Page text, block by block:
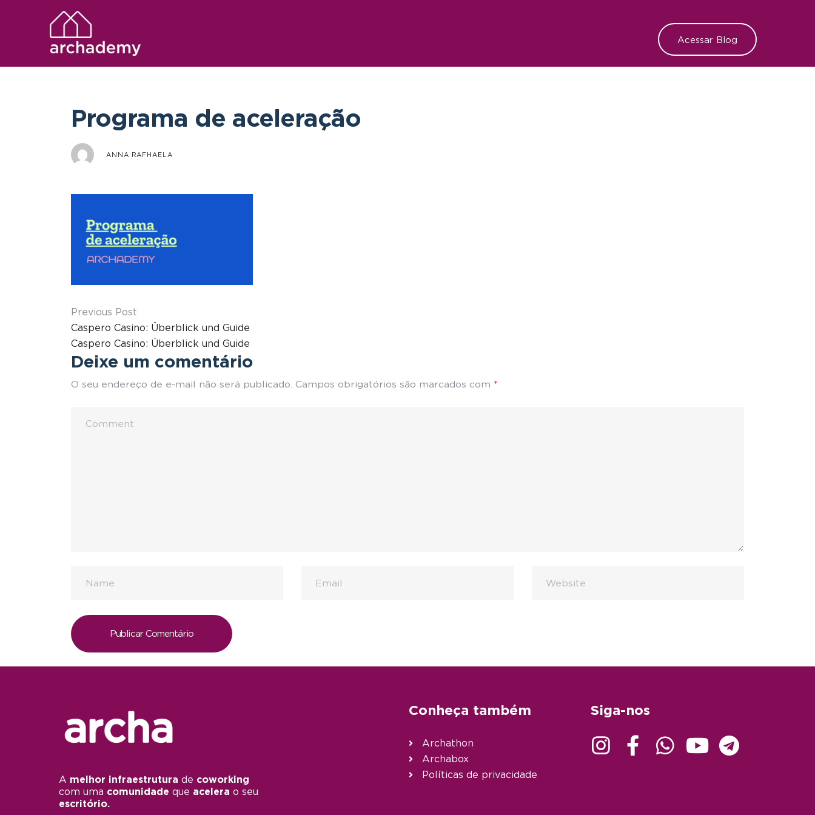
Acessar Blog
Programa de aceleração
ANNA RAFHAELA
Previous Post
Caspero Casino: Überblick und Guide
Caspero Casino: Überblick und Guide
Deixe um comentário
O seu endereço de e-mail não será publicado. Campos obrigatórios são marcados com *
A melhor infraestrutura de coworking
com uma comunidade que acelera o seu
escritório.
Conheça também
Archathon
Archabox
Políticas de privacidade
Siga-nos